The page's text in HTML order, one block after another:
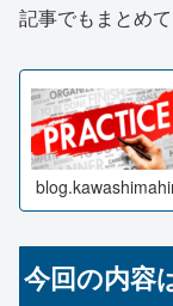
記事でもまとめて
今回の内容